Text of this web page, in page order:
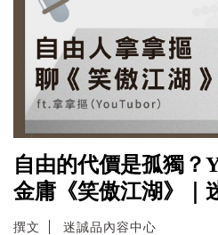
自由的代價是孤獨？
金庸《笑傲江湖》｜
撰文 迷誠品內容中心